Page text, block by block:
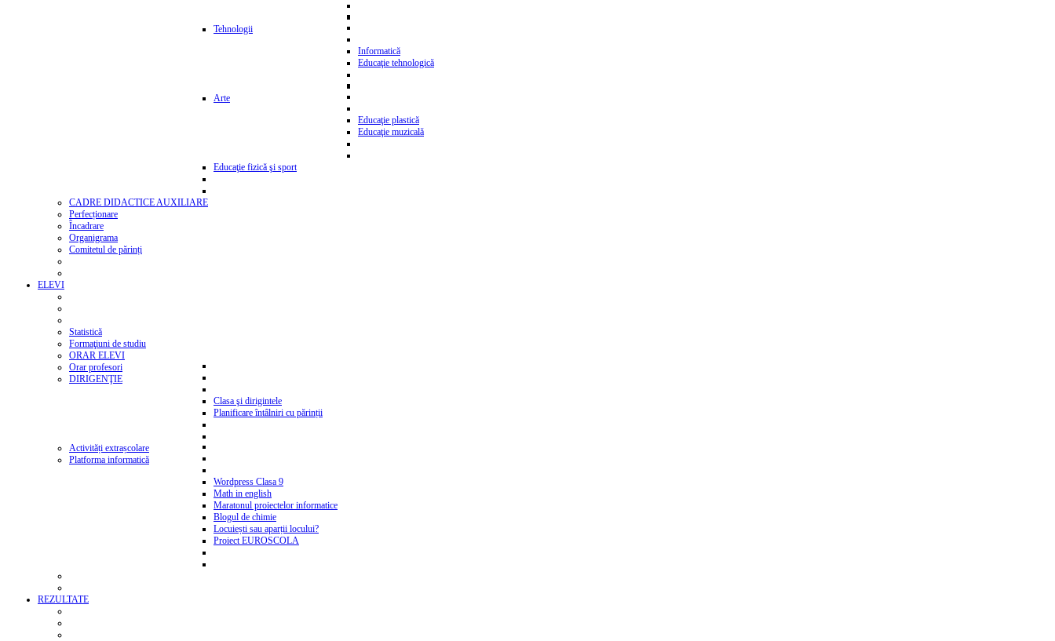
Tehnologii
Informatică
Educaţie tehnologică
Arte
Educaţie plastică
Educaţie muzicală
Educaţie fizică şi sport
CADRE DIDACTICE AUXILIARE
Perfecționare
Încadrare
Organigrama
Comitetul de părinți
ELEVI
Statistică
Formaţiuni de studiu
ORAR ELEVI
Orar profesori
DIRIGENŢIE
Clasa şi dirigintele
Planificare întâlniri cu părinții
Activități extrașcolare
Platforma informatică
Wordpress Clasa 9
Math in english
Maratonul proiectelor informatice
Blogul de chimie
Locuiești sau aparții locului?
Proiect EUROSCOLA
REZULTATE